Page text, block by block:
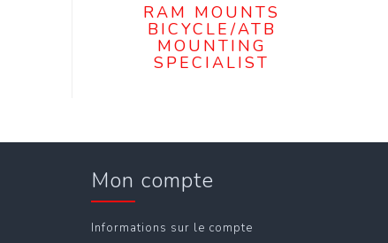
RAM MOUNTS
BICYCLE/ATB
MOUNTING
SPECIALIST
Mon compte
Informations sur le compte